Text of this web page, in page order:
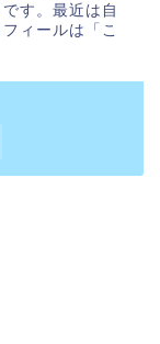
す。最近は自
ィールは「 こ